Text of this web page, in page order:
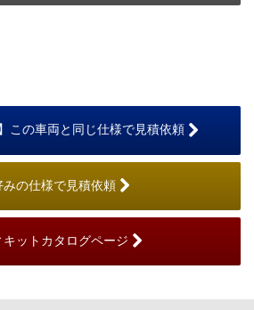
この車両と同じ仕様で見積依頼
みの仕様で見積依頼
キットカタログページ